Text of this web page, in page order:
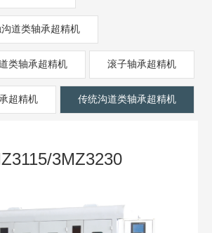
道类轴承超精机
类轴承超精机 滚子轴承超精机
超精机 传统沟道类轴承超精机
3MZ3230